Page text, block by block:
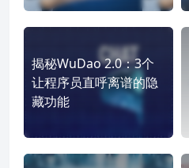
揭秘WuDao 2.0：3个
让程序员直呼离谱的隐
藏功能